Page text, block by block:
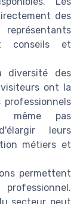
des
conseils et
diversité des
ont la
même pas
leurs
métiers et
permettent